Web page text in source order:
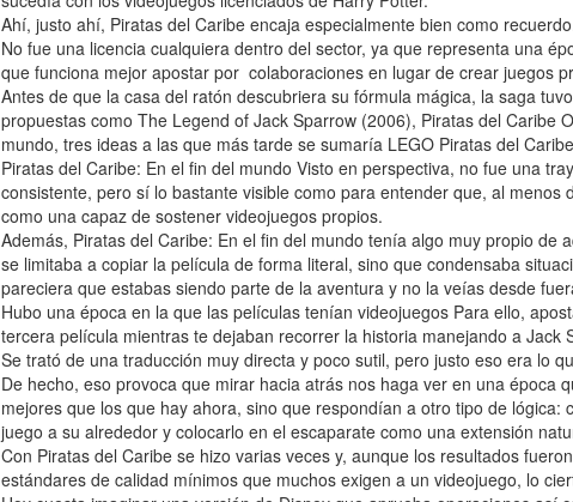
Ahí, justo ahí, Piratas del Caribe encaja especialmente bien como
No fue una licencia cualquiera dentro del sector, ya que representa una
que funciona mejor apostar por colaboraciones en lugar de crear juegos
Antes de que la casa del ratón descubriera su fórmula mágica, la saga
propuestas como The Legend of Jack Sparrow (2006), Piratas del Caribe
mundo, tres ideas a las que más tarde se sumaría LEGO Piratas del
Piratas del Caribe: En el fin del mundo Visto en perspectiva, no fue una
consistente, pero sí lo bastante visible como para entender que, al
como una capaz de sostener videojuegos propios.
Además, Piratas del Caribe: En el fin del mundo tenía algo muy propio de
se limitaba a copiar la película de forma literal, sino que condensaba
pareciera que estabas siendo parte de la aventura y no la veías desde
Hubo una época en la que las películas tenían videojuegos Para ello,
tercera película mientras te dejaban recorrer la historia manejando a Jack
Se trató de una traducción muy directa y poco sutil, pero justo eso era lo
De hecho, eso provoca que mirar hacia atrás nos haga ver en una época
mejores que los que hay ahora, sino que respondían a otro tipo de lógica:
juego a su alrededor y colocarlo en el escaparate como una extensión
Con Piratas del Caribe se hizo varias veces y, aunque los resultados
estándares de calidad mínimos que muchos exigen a un videojuego, lo